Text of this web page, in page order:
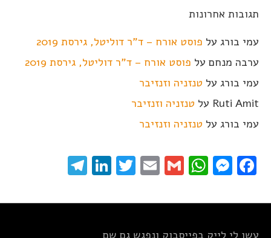
תגובות אחרונות
עמי בורג על פוסט אורח – ד"ר דוליטל, גירסת 2019
ערבה מנחם על פוסט אורח – ד"ר דוליטל, גירסת 2019
עמי בורג על טנזניה וזנזיבר
Ruti Amit על טנזניה וזנזיבר
עמי בורג על טנזניה וזנזיבר
Facebook
Messenger
WhatsApp
Gmail
Email
Twitter
LinkedIn
עשו לי לייק בפייסבוק ונפגש גם שם